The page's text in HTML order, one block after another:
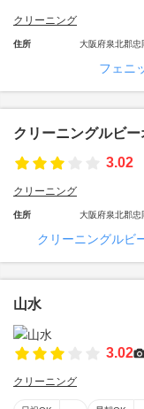
クリーニング
住所 大阪府泉北郡忠
フェニ
クリーニングルビ
3.02
クリーニング
住所 大阪府泉北郡忠
クリーニングルビ
山水
3.02
クリーニング